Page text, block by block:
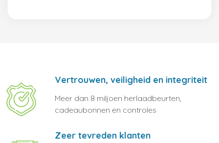
Vertrouwen, veiligheid en integriteit
Meer dan 8 miljoen herlaadbeurten,
cadeaubonnen en controles
Zeer tevreden klanten